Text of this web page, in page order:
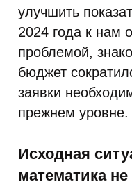
улучшить
2024 года к нам
проблемой,
бюджет
заявки
прежнем уровне.
Исходная
математика не